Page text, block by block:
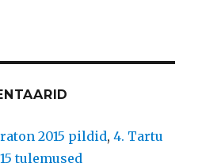
2015 pildid,4. Tartu
tulemused